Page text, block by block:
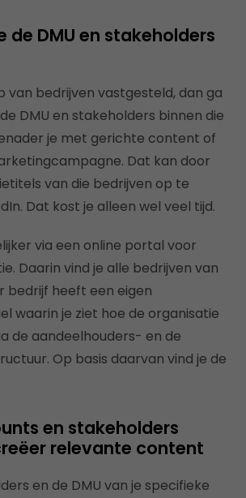
de DMU en stakeholders
van bedrijven vastgesteld, dan ga
DMU en stakeholders binnen die
je met gerichte content of
Dat kan door
van die bedrijven op te
Dat kost je alleen wel veel tijd.
via een online portal voor
Daarin vind je alle bedrijven van
bedrijf heeft een eigen
waarin je ziet hoe de organisatie
de aandeelhouders- en de
Op basis daarvan vind je de
en stakeholders
relevante content
en de DMU van je specifieke